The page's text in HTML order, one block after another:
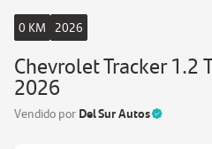
0 KM 2026
Chevrolet Tracker 1.2
2026
Vendido por Del Sur Autos